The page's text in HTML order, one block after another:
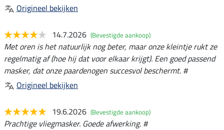
Origineel bekijken
14.7.2026 (Bevestigde aankoop)
Met oren is het natuurlijk nog beter, maar onze kleintje rukt ze
regelmatig af (hoe hij dat voor elkaar krijgt). Een goed passend
masker, dat onze paardenogen succesvol beschermt. #
Origineel bekijken
19.6.2026 (Bevestigde aankoop)
Prachtige vliegmasker. Goede afwerking. #